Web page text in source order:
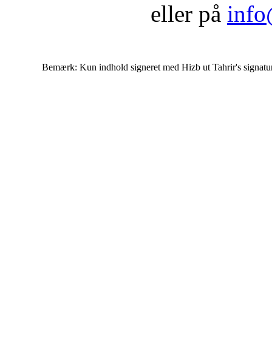
eller på
Bemærk: Kun indhold signeret med Hizb ut Tahrir's